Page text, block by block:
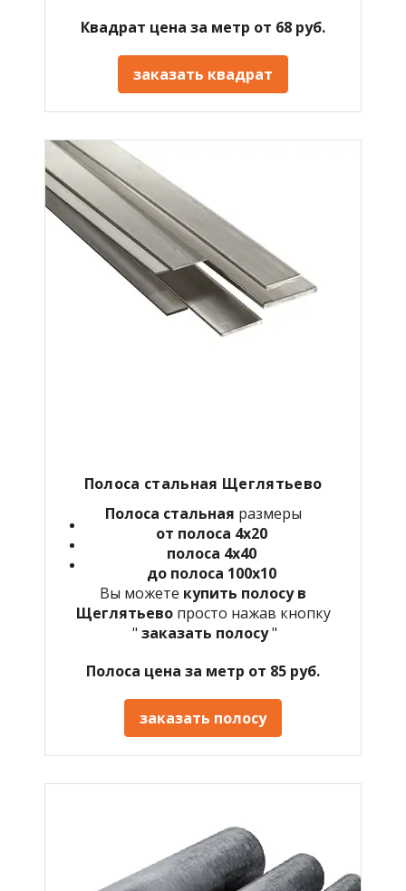
Квадрат цена за метр от 68 руб.
заказать квадрат
Полоса стальная Щеглятьево
Полоса стальная размеры
от полоса 4х20
полоса 4х40
до полоса 100х10
Вы можете купить полосу в
Щеглятьево просто нажав кнопку
" заказать полосу"
Полоса цена за метр от 85 руб.
заказать полосу